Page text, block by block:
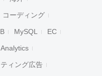
コーディング
MySQL EC
Analytics
ティング広告